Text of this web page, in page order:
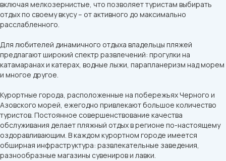
включая мелкозернистые, что позволяет туристам выбирать
отдых по своему вкусу – от активного до максимально
расслабленного.
Для любителей динамичного отдыха владельцы пляжей
предлагают широкий спектр развлечений: прогулки на
катамаранах и катерах, водные лыжи, парапланеризм над морем
и многое другое.
Курортные города, расположенные на побережьях Черного и
Азовского морей, ежегодно привлекают большое количество
туристов. Постоянное совершенствование качества
обслуживания делает пляжный отдых в регионе по-настоящему
оздоравливающим. В каждом курортном городе имеется
обширная инфраструктура: развлекательные заведения,
разнообразные магазины сувениров и лавки.